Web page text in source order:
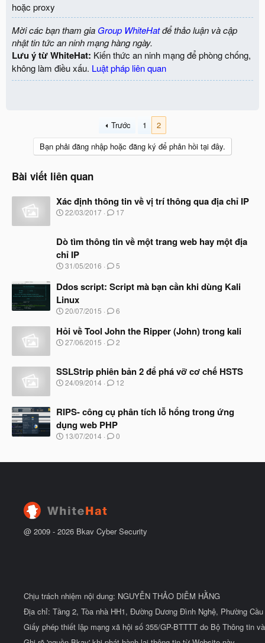
hoặc proxy
Mời các bạn tham gia Group WhiteHatđể thảo luận và cập
nhật tin tức an ninh mạng hàng ngày.
Lưu ý từ WhiteHat: Kiến thức an ninh mạng để phòng chống,
không làm điều xấu. Luật pháp liên quan
Trước 1
2
Bạn phải đăng nhập hoặc đăng ký để phản hồi tại đây.
Bài viết liên quan
Xác định thông tin về vị trí thông qua địa chỉ IP
N
y
b
ắ
t
ầ
u
22/03/2017 17
Dò tìm thông tin về một trang web hay một địa
chỉ IP
N
à
y
b
ắ
đ
ầ
31/05/2016 5
Ddos script: Script mà bạn cần khi dùng Kali
Linux
N
à
y
b
t
đ
ầ
20/07/2015 6
Hỏi về Tool John the Ripper (John) trong kali
N
y
b
ắ
đ
ầ
u
27/06/2015 2
SSLStrip phiên bản 2 để phá vỡ cơ chế HSTS
N
y
ắ
t
24/09/2014 12
RIPS- công cụ phân tích lỗ hổng trong ứng
dụng web PHP
N
y
ầ
13/07/2014 0
@ 2009 - 2026 Bkav Cyber Security
Chịu trách nhiệm nội dung: NGUYỄN THẢO DIỄM HẰNG
Địa chỉ: Tầng 2, Tòa nhà HH1, Đường Dương Đình Nghệ, Phường
Giấy phép thiết lập mạng xã hội số 355/GP-BTTTT do Bộ Thông tin